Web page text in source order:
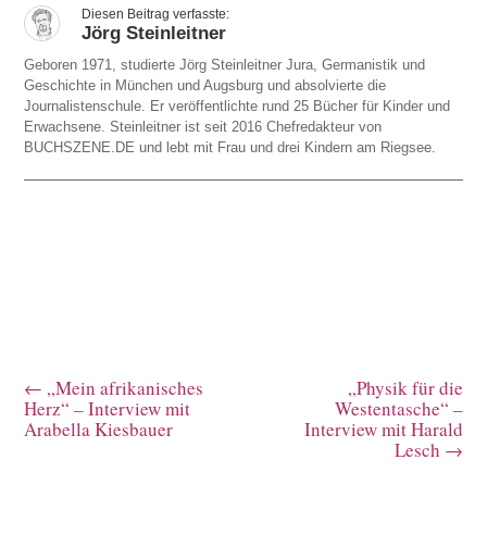
Jörg Steinleitner
Geboren 1971, studierte Jörg Steinleitner Jura, Germanistik und
Geschichte in München und Augsburg und absolvierte die
Journalistenschule. Er veröffentlichte rund 25 Bücher für Kinder und
Erwachsene. Steinleitner ist seit 2016 Chefredakteur von
BUCHSZENE.DE und lebt mit Frau und drei Kindern am Riegsee.
←„Mein afrikanisches
Herz“ – Interview mit
Arabella Kiesbauer
„Physik für die
Westentasche“ –
Interview mit Harald
Lesch →